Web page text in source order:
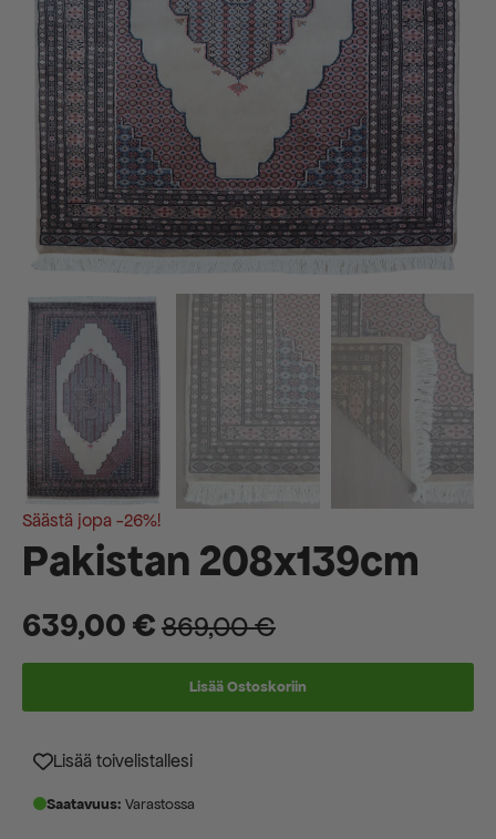
Säästä jopa -26%!
Pakistan 208x139cm
869,00€
Alkuperäinen
oli:
869,00 €.
639,00€
Nykyinen
on:
639,00 €.
Lisää Ostoskoriin
Lisää toivelistallesi
Saatavuus: Varastossa